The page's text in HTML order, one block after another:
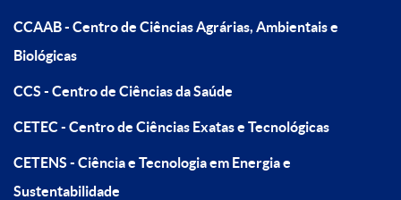
CCAAB - Centro de Ciências Agrárias, Ambientais e
Biológicas
CCS - Centro de Ciências da Saúde
CETEC - Centro de Ciências Exatas e Tecnológicas
CETENS - Ciência e Tecnologia em Energia e
Sustentabilidade